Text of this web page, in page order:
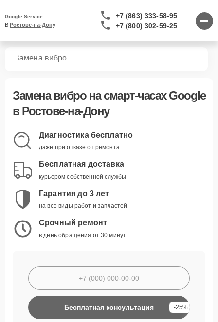
Google Service
В Ростове-на-Дону
+7 (863) 333-58-95
+7 (800) 302-59-25
Замена вибро
Замена виброна смарт-часах Google
в Ростове-на-Дону
Диагностика бесплатно
даже при отказе от ремонта
Бесплатная доставка
курьером собственной службы
Гарантия до 3 лет
на все виды работ и запчастей
Срочный ремонт
в день обращения от 30 минут
Бесплатная консультация -25%